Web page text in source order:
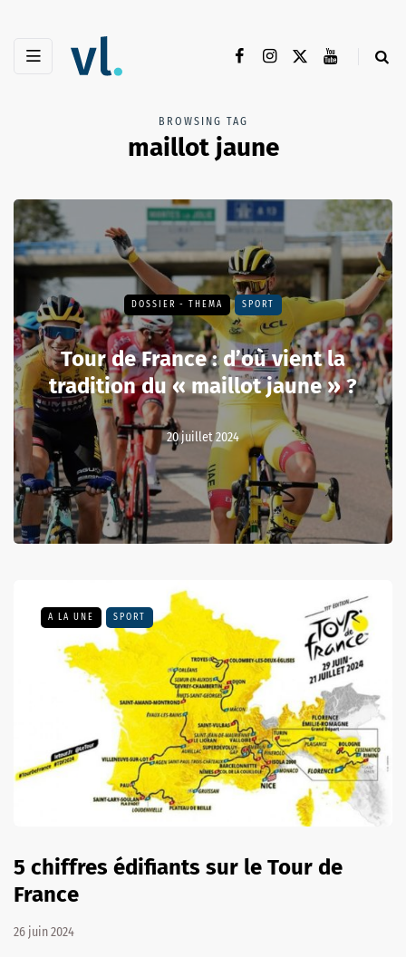
BROWSING TAG
maillot jaune
DOSSIER - THEMA SPORT
Tour de France : d’où vient la
tradition du « maillot jaune » ?
20 juillet 2024
A LA UNE SPORT
5 chiffres édifiants sur le Tour de
France
26 juin 2024